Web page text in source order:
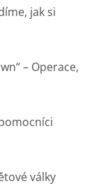
jak si
– Operace,
války